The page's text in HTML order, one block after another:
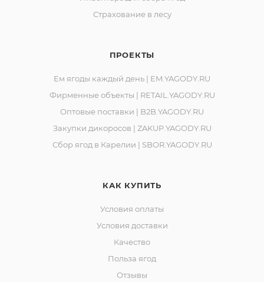
Страхование в лесу
ПРОЕКТЫ
Ем ягоды каждый день | EM.YAGODY.RU
Фирменные объекты | RETAIL.YAGODY.RU
Оптовые поставки | B2B.YAGODY.RU
Закупки дикоросов | ZAKUP.YAGODY.RU
Сбор ягод в Карелии | SBOR.YAGODY.RU
КАК КУПИТЬ
Условия оплаты
Условия доставки
Качество
Польза ягод
Отзывы